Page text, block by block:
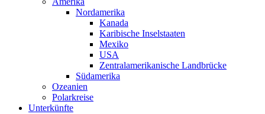
Nordamerika
Kanada
Karibische Inselstaaten
Mexiko
USA
Zentralamerikanische Landbrücke
Südamerika
Ozeanien
Polarkreise
Unterkünfte